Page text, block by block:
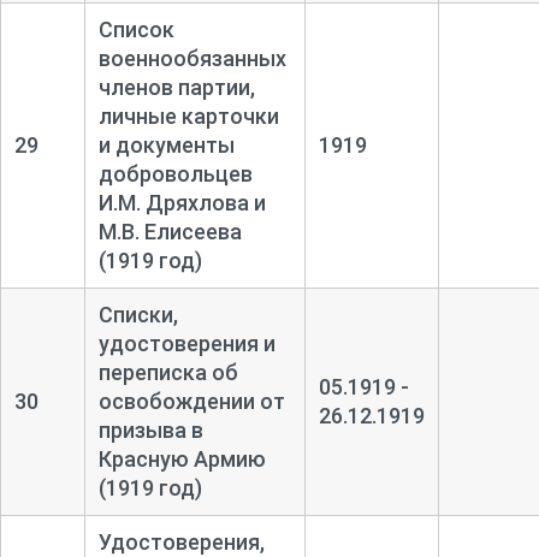
29
Список
военнообязанных
членов партии,
личные карточки
и документы
добровольцев
И.М. Дряхлова и
М.В. Елисеева
(1919 год)
1919
30
Списки,
удостоверения и
переписка об
освобождении от
призыва в
Красную Армию
(1919 год)
05.1919 -
26.12.1919
Удостоверения,